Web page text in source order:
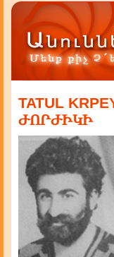
TATUL
ԺՈՐԺԻԿԻ